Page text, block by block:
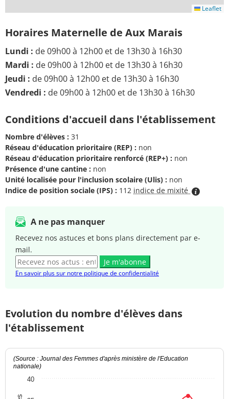
Leaflet
Horaires Maternelle de Aux Marais
Lundi : de 09h00 à 12h00 et de 13h30 à 16h30
Mardi : de 09h00 à 12h00 et de 13h30 à 16h30
Jeudi : de 09h00 à 12h00 et de 13h30 à 16h30
Vendredi : de 09h00 à 12h00 et de 13h30 à 16h30
Conditions d'accueil dans l'établissement
Nombre d'élèves : 31
Réseau d'éducation prioritaire (REP) : non
Réseau d'éducation prioritaire renforcé (REP+) : non
Présence d'une cantine : non
Unité localisée pour l'inclusion scolaire (Ulis) : non
Indice de position sociale (IPS) : 112 indice de mixité
A ne pas manquer
Recevez nos astuces et bons plans directement par e-
mail.
Je m'abonne
En savoir plus sur notre politique de confidentialité
Evolution du nombre d'élèves dans
l'établissement
(Source : Journal des Femmes d'après ministère de l'Education
nationale)
40